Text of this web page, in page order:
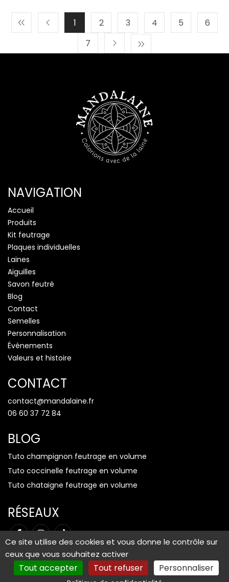
1 2 3 4 5
6
7
NAVIGATION
Accueil
Produits
Kit feutrage
Plaques individuelles
Laines
Aiguilles
Savon feutré
Blog
Contact
Semelles
Personnalisation
Événements
Valeurs et histoire
CONTACT
contact@mandalaine.fr
06 60 37 72 84
BLOG
Tuto champignon feutrage en volume
Tuto coccinelle feutrage en volume
Tuto chataigne feutrage en volume
RÉSEAUX
Mentions légales Plan du site-Gestion des cookies
© Copyright 2026 Mandalaine
Ce site utilise des cookies et vous donne le contrôle sur
ceux que vous souhaitez activer
Tout accepter Tout refuser Personnaliser